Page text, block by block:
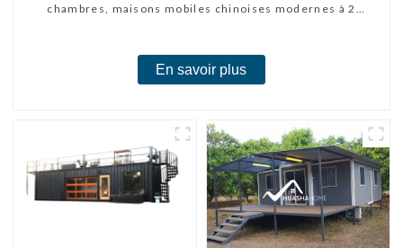
chambres, maisons mobiles chinoises modernes à 2
En savoir plus